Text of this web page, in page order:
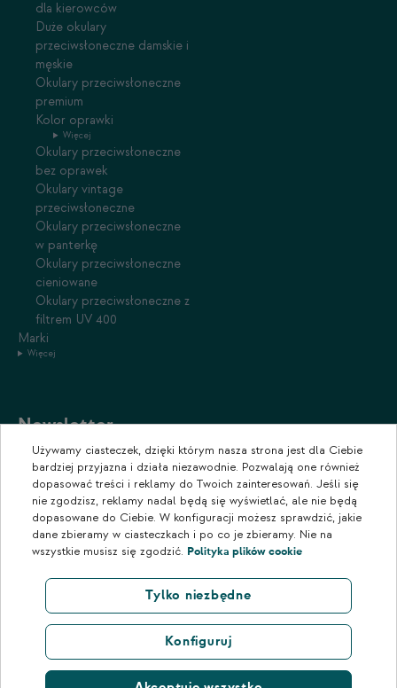
dla kierowców
Duże okulary
przeciwsłoneczne damskie i
męskie
Okulary przeciwsłoneczne
premium
Kolor oprawki
Więcej
Okulary przeciwsłoneczne
bez oprawek
Okulary vintage
przeciwsłoneczne
Okulary przeciwsłoneczne
w panterkę
Okulary przeciwsłoneczne
cieniowane
Okulary przeciwsłoneczne z
filtrem UV 400
Marki
Więcej
Newsletter
Zapisz się do naszego newslettera, aby otrzymywać informacje o
promocjach i nowościach w naszym sklepie.
Używamy ciasteczek, dzięki którym nasza strona jest dla Ciebie
bardziej przyjazna i działa niezawodnie. Pozwalają one również
dopasować treści i reklamy do Twoich zainteresowań. Jeśli się
nie zgodzisz, reklamy nadal będą się wyświetlać, ale nie będą
dopasowane do Ciebie. W konfiguracji możesz sprawdzić, jakie
dane zbieramy w ciasteczkach i po co je zbieramy. Nie na
wszystkie musisz się zgodzić. Polityka plików cookie
Tylko niezbędne
Konfiguruj